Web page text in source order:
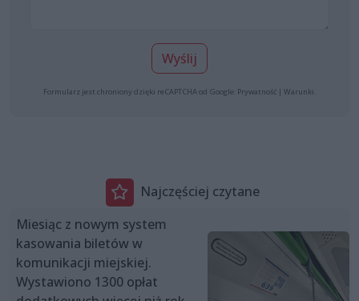
Wyślij
Formularz jest chroniony dzięki reCAPTCHA od Google: Prywatność | Warunki
Najczęściej czytane
Miesiąc z nowym system
kasowania biletów w
komunikacji miejskiej.
Wystawiono 1300 opłat